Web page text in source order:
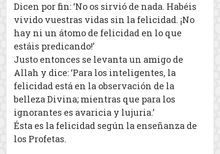
Dicen por fin: ‘No os sirvió de nada. Habéis
vivido vuestras vidas sin la felicidad. ¡No
hay ni un átomo de felicidad en lo que
estáis predicando!’
Justo entonces se levanta un amigo de
Allah y dice: ‘Para los inteligentes, la
felicidad está en la observación de la
belleza Divina; mientras que para los
ignorantes es avaricia y lujuria.’
Ésta es la felicidad según la enseñanza de
los Profetas.